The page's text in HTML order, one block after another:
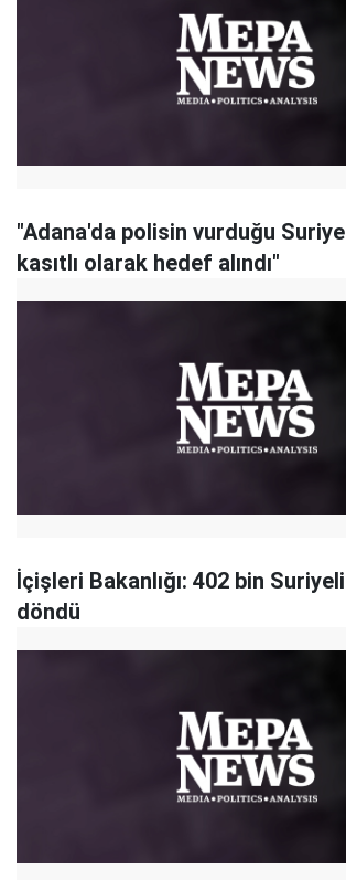
"Adana'da polisin vurduğu
kasıtlı olarak hedef alındı"
İçişleri Bakanlığı: 402 bin
döndü